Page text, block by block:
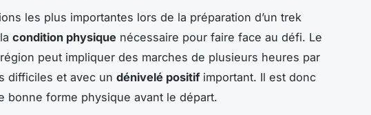
les plus importantes lors de la préparation d’un trek
condition physique nécessaire pour faire face au défi. Le
peut impliquer des marches de plusieurs heures par
difficiles et avec un dénivelé positifimportant. Il est donc
bonne forme physique avant le départ.